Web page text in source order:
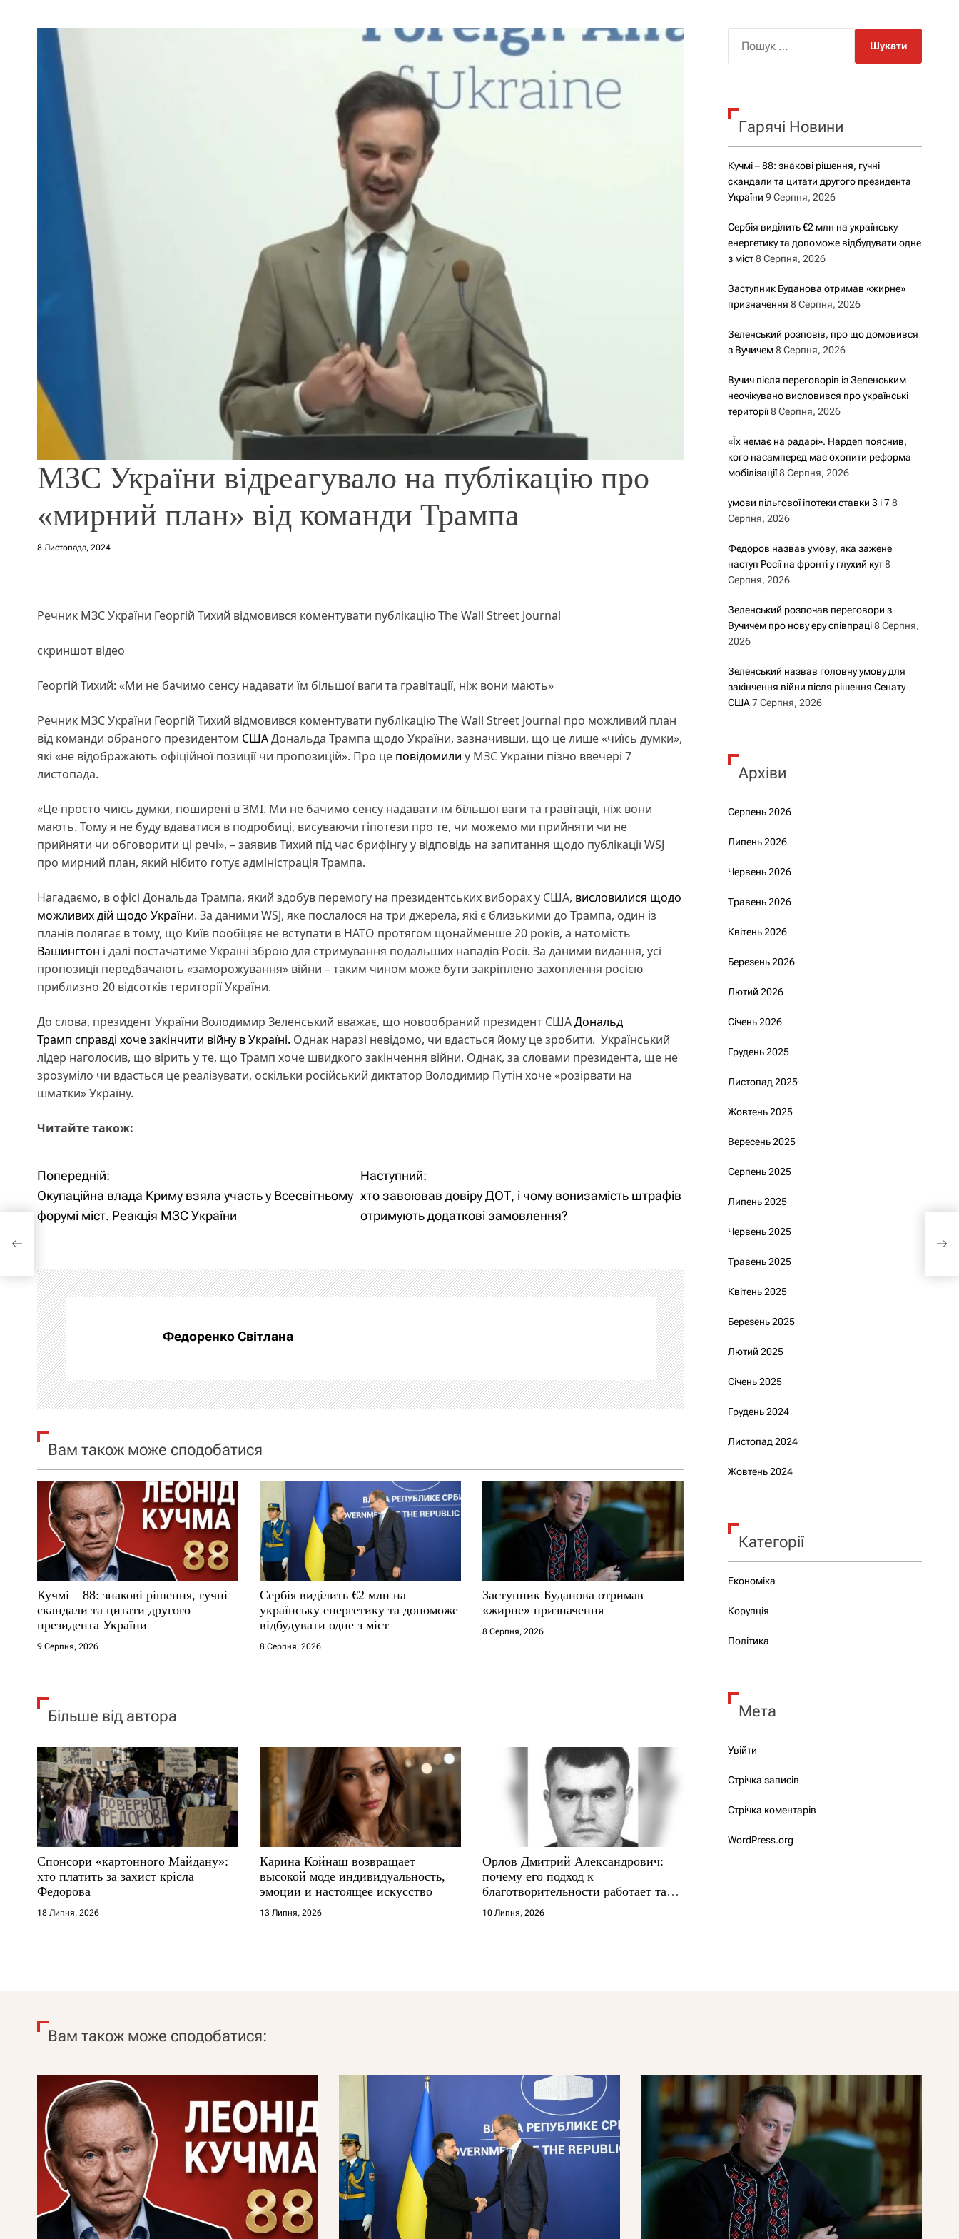
о
в
о
г
у
МЗС України відреагувало на публікацію про
«мирний план» від команди Трампа
8 Листопада, 2024
Речник МЗС України Георгій Тихий відмовився коментувати публікацію The Wall Street Journal
скриншот відео
Георгій Тихий: «Ми не бачимо сенсу надавати їм більшої ваги та гравітації, ніж вони мають»
Речник МЗС України Георгій Тихий відмовився коментувати публікацію The Wall Street Journal про можливий план
від команди обраного президентом СШАДональда Трампа щодо України, зазначивши, що це лише «чиїсь думки»,
які «не відображають офіційної позиції чи пропозицій». Про це повідомили у МЗС України пізно ввечері 7
листопада.
«Це просто чиїсь думки, поширені в ЗМІ. Ми не бачимо сенсу надавати їм більшої ваги та гравітації, ніж вони
мають. Тому я не буду вдаватися в подробиці, висуваючи гіпотези про те, чи можемо ми прийняти чи не
прийняти чи обговорити ці речі», – заявив Тихий під час брифінгу у відповідь на запитання щодо публікації WSJ
про мирний план, який нібито готує адміністрація Трампа.
Нагадаємо, в офісі Дональда Трампа, який здобув перемогу на президентських виборах у США, висловилися щодо
можливих дій щодо України. За даними WSJ, яке послалося на три джерела, які є близькими до Трампа, один із
планів полягає в тому, що Київ пообіцяє не вступати в НАТО протягом щонайменше 20 років, а натомість
Вашингтон і далі постачатиме Україні зброю для стримування подальших нападів Росії. За даними видання, усі
пропозиції передбачають «заморожування» війни – таким чином може бути закріплено захоплення росією
приблизно 20 відсотків території України.
До слова, президент України Володимир Зеленський вважає, що новообраний президент СШАДональд
Трамп справді хоче закінчити війну в Україні. Однак наразі невідомо, чи вдасться йому це зробити. Український
лідер наголосив, що вірить у те, що Трамп хоче швидкого закінчення війни. Однак, за словами президента, ще не
зрозуміло чи вдасться це реалізувати, оскільки російський диктатор Володимир Путін хоче «розірвати на
шматки» Україну.
Читайте також:
Н
а
і
г
а
ц
і
я
а
с
і
в
Попередній:
Окупаційна влада Криму взяла участь у Всесвітньому
форумі міст. Реакція МЗС України
Наступний:
хто завоював довіру ДОТ, і чому вонизамість штрафів
отримують додаткові замовлення?
Федоренко Світлана
Вам також може сподобатися
Кучмі – 88: знакові рішення, гучні
скандали та цитати другого
президента України
9 Серпня, 2026
Сербія виділить €2 млн на
українську енергетику та допоможе
відбудувати одне з міст
8 Серпня, 2026
Заступник Буданова отримав
«жирне» призначення
8 Серпня, 2026
Більше від автора
Спонсори «картонного Майдану»:
хто платить за захист крісла
Федорова
18 Липня, 2026
Карина Койнаш возвращает
высокой моде индивидуальность,
эмоции и настоящее искусство
13 Липня, 2026
Орлов Дмитрий Александрович:
почему его подход к
благотворительности работает там,
где другие не выдерживают
10 Липня, 2026
к
Гарячі Новини
Кучмі – 88: знакові рішення, гучні
скандали та цитати другого президента
України 9 Серпня, 2026
Сербія виділить €2 млн на українську
енергетику та допоможе відбудувати одне
з міст 8 Серпня, 2026
Заступник Буданова отримав «жирне»
призначення 8 Серпня, 2026
Зеленський розповів, про що домовився
з Вучичем 8 Серпня, 2026
Вучич після переговорів із Зеленським
неочікувано висловився про українські
території 8 Серпня, 2026
«Їх немає на радарі». Нардеп пояснив,
кого насамперед має охопити реформа
мобілізації 8 Серпня, 2026
умови пільгової іпотеки ставки 3 і 7 8
Серпня, 2026
Федоров назвав умову, яка зажене
наступ Росії на фронті у глухий кут 8
Серпня, 2026
Зеленський розпочав переговори з
Вучичем про нову еру співпраці 8 Серпня,
2026
Зеленський назвав головну умову для
закінчення війни після рішення Сенату
США 7 Серпня, 2026
Архіви
Серпень 2026
Липень 2026
Червень 2026
Травень 2026
Квітень 2026
Березень 2026
Лютий 2026
Січень 2026
Грудень 2025
Листопад 2025
Жовтень 2025
Вересень 2025
Серпень 2025
Липень 2025
Червень 2025
Травень 2025
Квітень 2025
Березень 2025
Лютий 2025
Січень 2025
Грудень 2024
Листопад 2024
Жовтень 2024
Категорії
Економіка
Корупція
Політика
Мета
Увійти
Стрічка записів
Стрічка коментарів
WordPress.org
Вам також може сподобатися: